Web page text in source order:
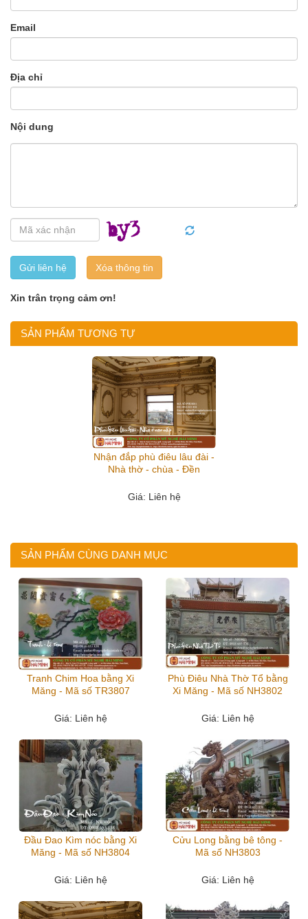
Email
Địa chỉ
Nội dung
Gửi liên hệ
Xin trân trọng cảm ơn!
SẢN PHẨM TƯƠNG TỰ
Nhận đắp phù điêu lâu đài -
Nhà thờ - chùa - Đền
Giá: Liên hệ
SẢN PHẨM CÙNG DANH MỤC
Tranh Chim Hoa bằng Xi
Măng - Mã số TR3807
Giá: Liên hệ
Phù Điêu Nhà Thờ Tổ bằng
Xi Măng - Mã số NH3802
Giá: Liên hệ
Đầu Đao Kìm nóc bằng Xi
Măng - Mã số NH3804
Giá: Liên hệ
Cửu Long bằng bê tông -
Mã số NH3803
Giá: Liên hệ